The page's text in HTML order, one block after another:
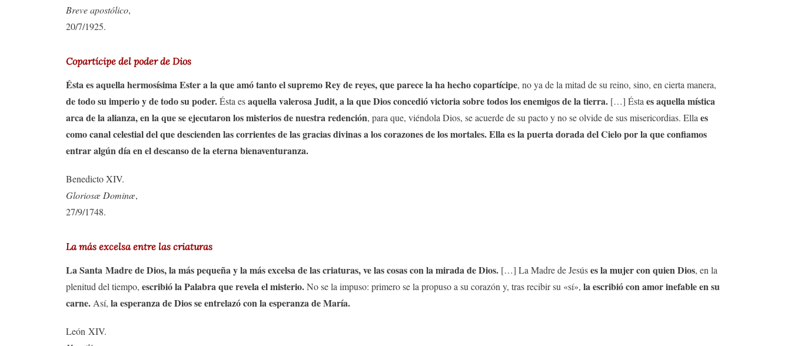
Breve apostólico,
20/7/1925.
Copartícipe del poder de Dios
Ésta es aquella hermosísima Ester a la que amó tanto el supremo Rey de reyes, que parece la ha hecho copartícipe, no ya de la mitad de su reino, sino, en cierta manera,
de todo su imperio y de todo su poder.Ésta esaquella valerosa Judit, a la que Dios concedió victoria sobre todos los enemigos de la tierra. […] Ésta es aquella mística
arca de la alianza, en la que se ejecutaron los misterios de nuestra redención, para que, viéndola Dios, se acuerde de su pacto y no se olvide de sus misericordias. Ella es
como canal celestial del que descienden las corrientes de las gracias divinas a los corazones de los mortales. Ella es la puerta dorada del Cielo por la que confiamos
entrar algún día en el descanso de la eterna bienaventuranza.
Benedicto XIV.
Gloriosæ Dominæ,
27/9/1748.
La más excelsa entre las criaturas
La Santa Madre de Dios, la más pequeña y la más excelsa de las criaturas, ve las cosas con la mirada de Dios. […] La Madre de Jesúses la mujer con quien Dios, en la
plenitud del tiempo, escribió la Palabra que revela el misterio.No se la impuso: primero se la propuso a su corazón y, tras recibir su «sí», la escribió con amor inefable en su
carne. Así, la esperanza de Dios se entrelazó con la esperanza de María.
León XIV.